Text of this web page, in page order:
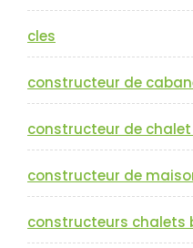
cles
constructeur de
constructeur de
constructeur de
constructeurs chalets